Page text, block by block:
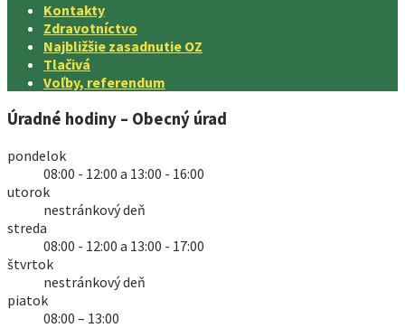
Kontakty
Zdravotníctvo
Najbližšie zasadnutie OZ
Tlačivá
Voľby, referendum
Úradné hodiny – Obecný úrad
pondelok
08:00 - 12:00 a 13:00 - 16:00
utorok
nestránkový deň
streda
08:00 - 12:00 a 13:00 - 17:00
štvrtok
nestránkový deň
piatok
08:00 – 13:00